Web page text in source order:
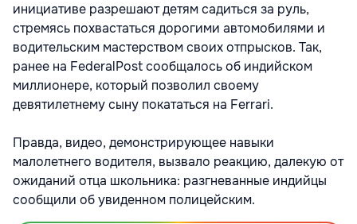
инициативе разрешают детям садиться за руль,
стремясь похвастаться дорогими автомобилями и
водительским мастерством своих отпрысков. Так,
ранее на FederalPost сообщалось об индийском
миллионере, который позволил своему
девятилетнему сыну покататься на Ferrari.
Правда, видео, демонстрирующее навыки
малолетнего водителя, вызвало реакцию, далекую от
ожиданий отца школьника: разгневанные индийцы
сообщили об увиденном полицейским.